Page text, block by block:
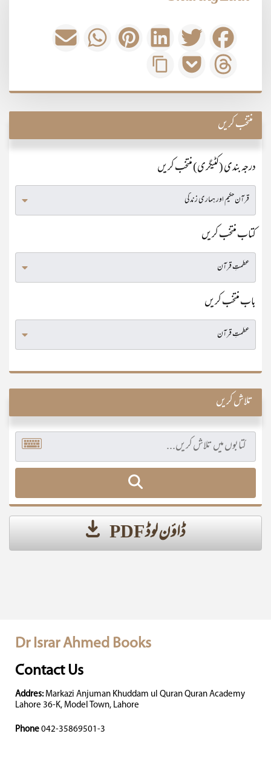
منتخب کریں
درجہ بندی (کٹیگری) منتخب کریں
کتاب منتخب کریں
باب منتخب کریں
تلاش کریں
ڈاؤن لوڈ PDF
Dr Israr Ahmed Books
Contact Us
Addres: Markazi Anjuman Khuddam ul Quran Quran Academy
Lahore 36-K, Model Town, Lahore
Phone 042-35869501-3